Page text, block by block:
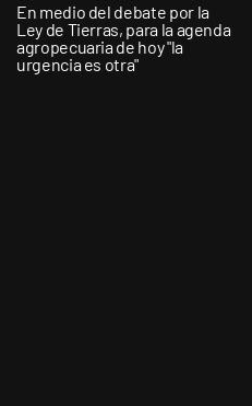
En medio del debate por la
Ley de Tierras, para la agenda
agropecuaria de hoy "la
urgencia es otra"